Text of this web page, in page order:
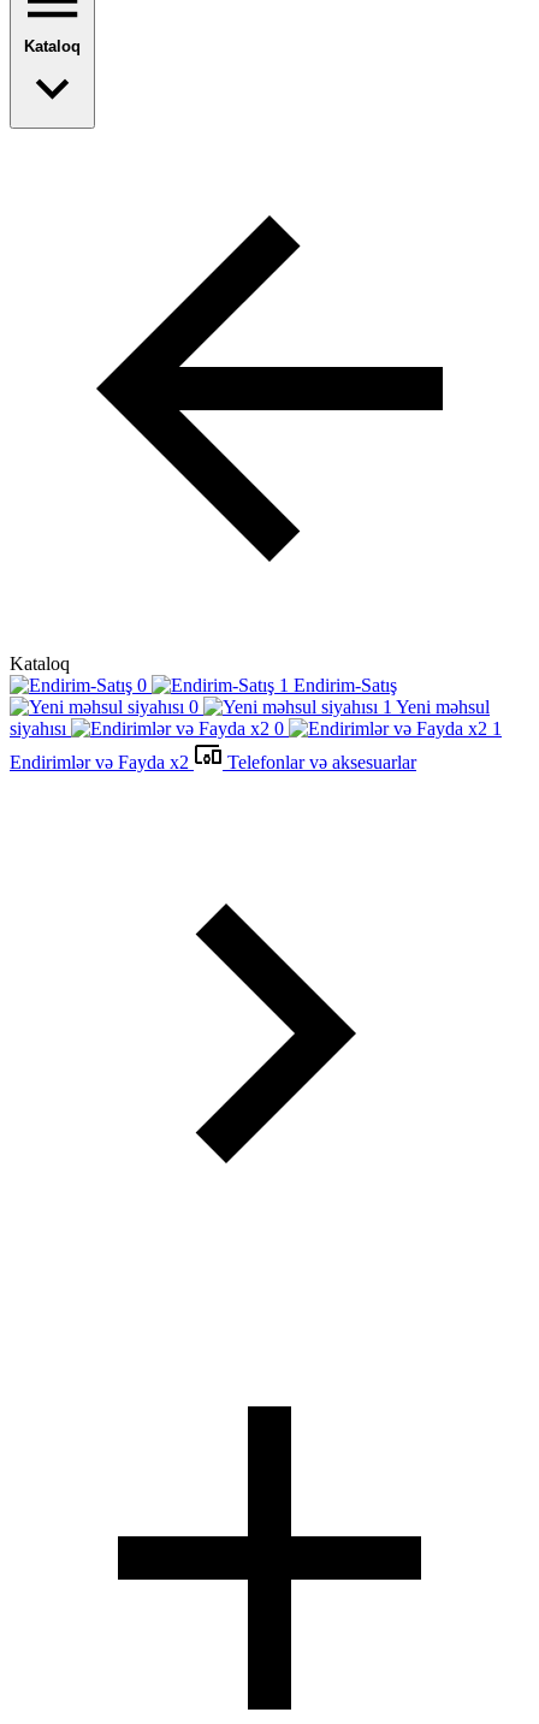
Kataloq
Kataloq
Endirim-Satış
Yeni məhsul
siyahısı
Endirimlər və Fayda x2
Telefonlar və aksesuarlar